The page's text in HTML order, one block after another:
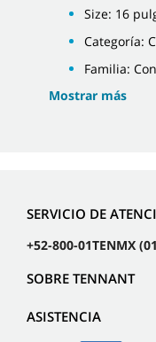
Size: 16
Categoría:
Familia:
Mostrar más
SERVICIO DE
+52-800-01TENMX
SOBRE TENNANT
ASISTENCIA